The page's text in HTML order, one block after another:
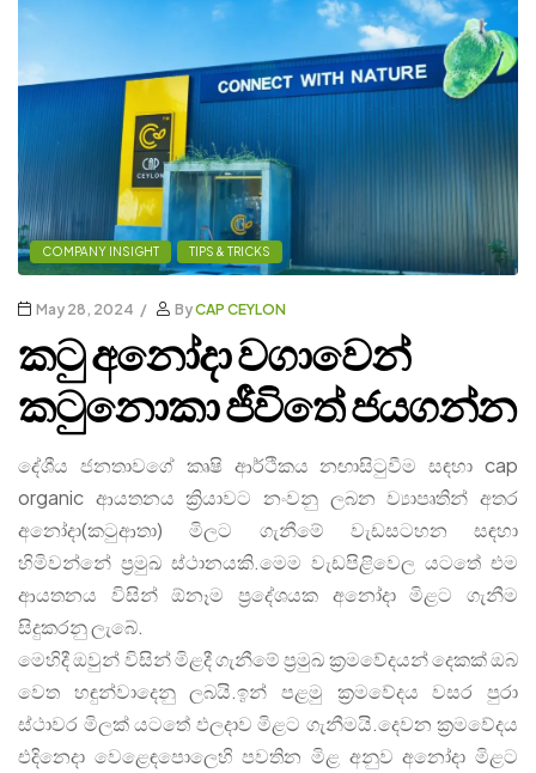
COMPANY INSIGHT TIPS & TRICKS
May 28, 2024 ByCAP CEYLON
කටු අනෝදා වගාවෙන්
කටුනොකා ජීවිතේ ජයගන්න
දේශීය ජනතාවගේ කෘෂි ආර්ථිකය නඟාසිටුවීම සඳහා cap
organic ආයතනය ක්‍රියාවට නංවනු ලබන ව්‍යාපෘතින් අතර
අනෝදා(කටුආතා) මිලට ගැනීමේ වැඩසටහන සඳහා
හිමිවන්නේ ප්‍රමුඛ ස්ථානයකි.මෙම වැඩපිළිවෙල යටතේ එම
ආයතනය විසින් ඕනෑම ප්‍රදේශයක අනෝදා මිළට ගැනීම
සිදුකරනු ලැබේ.
මෙහිදී ඔවුන් විසින් මිළදී ගැනීමේ ප්‍රමුඛ ක්‍රමවේදයන් දෙකක් ඔබ
වෙත හඳුන්වාදෙනු ලබයි.ඉන් පළමු ක්‍රමවේදය වසර පුරා
ස්ථාවර මිලක් යටතේ ඵලදාව මිළට ගැනීමයි.දෙවන ක්‍රමවේදය
එදිනෙදා වෙළෙඳපොලෙහි පවතින මිළ අනුව අනෝදා මිළට